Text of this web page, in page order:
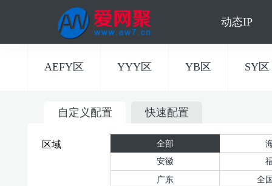
动态IP
AEFY区 YYY区 YB区 SY区
自定义配置 快速配置
区域 全部
安徽
广东
全